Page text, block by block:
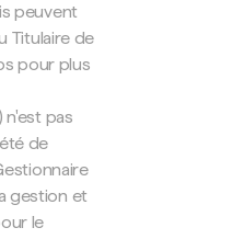
peuvent
Titulaire de
pour plus
n'est pas
de
gestion et
le